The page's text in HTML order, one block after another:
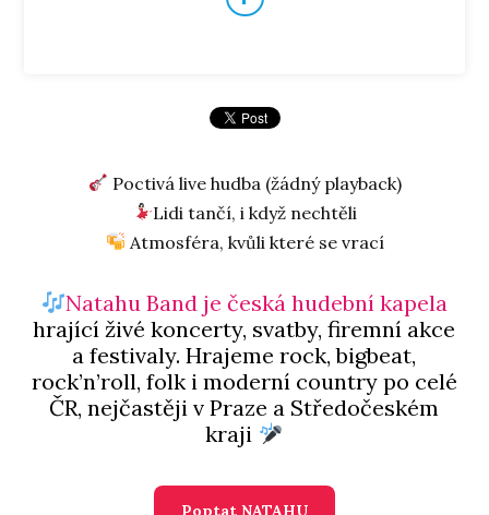
Poctivá live hudba (žádný playback)
Lidi tančí, i když nechtěli
Atmosféra, kvůli které se vrací
Natahu Band je česká hudební kapela
hrající živé koncerty, svatby, firemní akce
a festivaly. Hrajeme rock, bigbeat,
rock’n’roll, folk i moderní country po celé
ČR, nejčastěji v Praze a Středočeském
kraji
Poptat NATAHU